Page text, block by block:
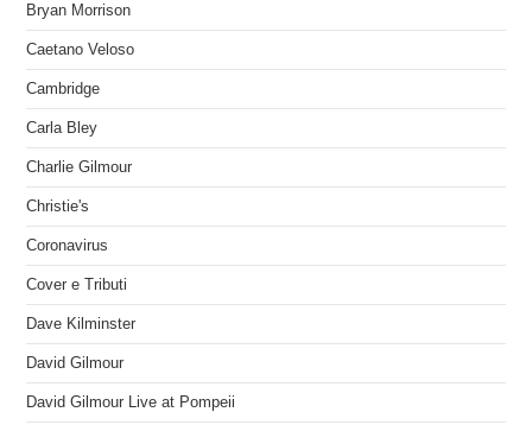
Bryan Morrison
Caetano Veloso
Cambridge
Carla Bley
Charlie Gilmour
Christie's
Coronavirus
Cover e Tributi
Dave Kilminster
David Gilmour
David Gilmour Live at Pompeii